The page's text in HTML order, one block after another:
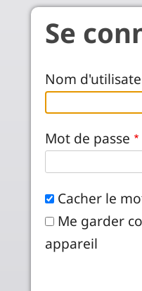
Aller au contenu
Se
Nom
Mot de passe
Cacher le
Me garder
appareil